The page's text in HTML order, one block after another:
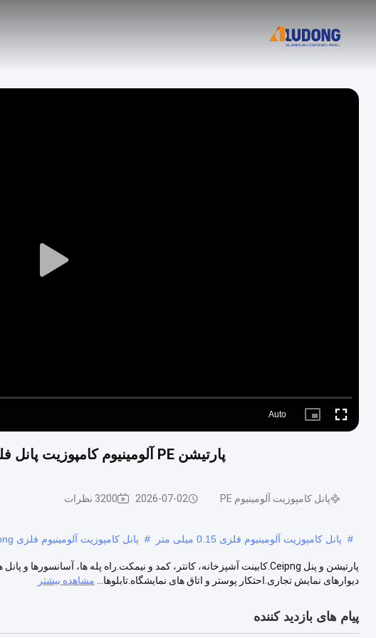
Play
Auto
Picture- Fullscreen
پارتیشن PE آلومینیوم کامپوزیت پانل فلش نقره ورق ACP برای دکوراسیون داخلی
پانل کامپوزیت آلومینیوم PE 2026-07-02 3200 نظرات
# پانل کامپوزیت آلومینیوم فلزی 0.15 میلی متر # پانل کامپوزیت آلومینیوم فلزی Aludong
دیوارهای نمایش تجاری.احتکار پوستر و اتاق های نمایشگاه.تابلوها...
مشاهده بیشتر
پیام های بازدید کننده